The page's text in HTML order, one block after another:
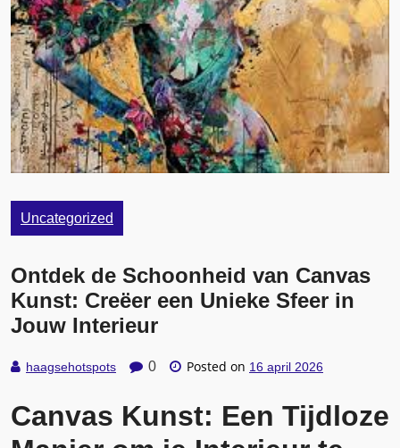
Uncategorized
Ontdek de Schoonheid van Canvas
Kunst: Creëer een Unieke Sfeer in
Jouw Interieur
haagsehotspots 0 Posted on 16 april 2026
Canvas Kunst: Een Tijdloze